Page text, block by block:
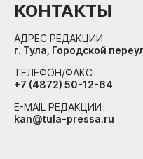
КОНТАКТЫ
АДРЕС РЕДАКЦИИ
г. Тула, Городской
ТЕЛЕФОН/ФАКС
+7 (4872) 50-12-64
E-MAIL РЕДАКЦИИ
kan@tula-pressa.ru